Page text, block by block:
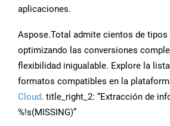
aplicaciones.
Aspose.Total admite cientos de tipos
optimizando las conversiones
flexibilidad inigualable. Explore la
formatos compatibles en la
Cloud. title_right_2: “Extracción de
%!s(MISSING)”